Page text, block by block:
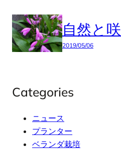
自然と
2019/05/06
Categories
ニュース
プランター
ベランダ栽培